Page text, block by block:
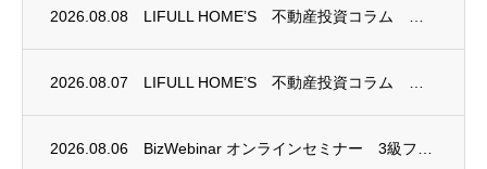
2026.08.08
2026.08.07
2026.08.06